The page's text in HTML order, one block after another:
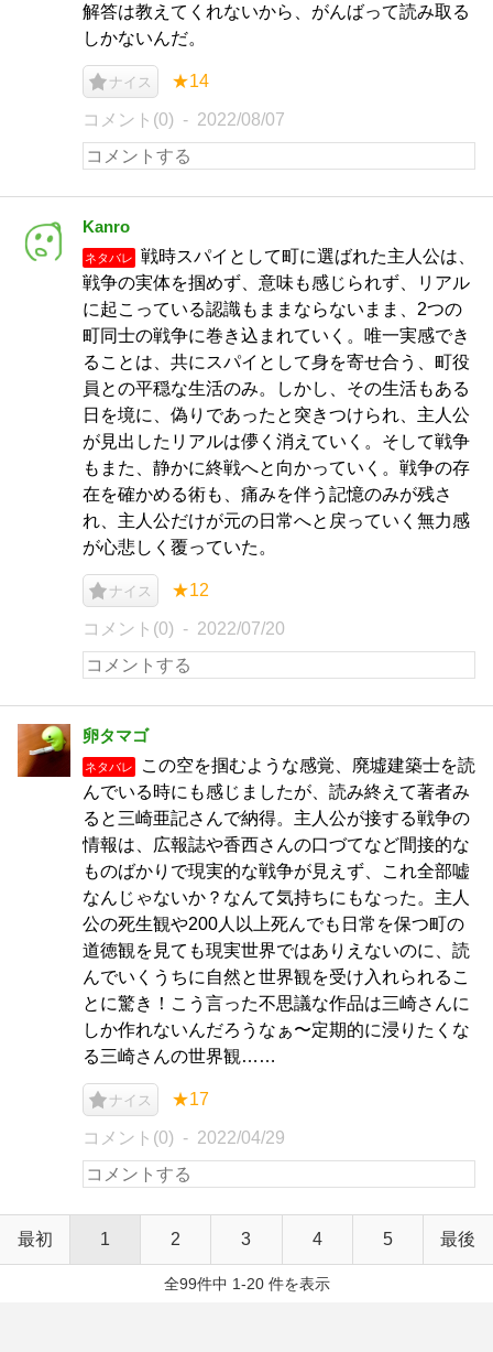
解答は教えてくれないから、がんばって読み取る
しかないんだ。
ナイス ★14
コメント(0) 2022/08/07
Kanro
ネタバレ
戦時スパイとして町に選ばれた主人公は、
戦争の実体を掴めず、意味も感じられず、リアル
に起こっている認識もままならないまま、2つの
町同士の戦争に巻き込まれていく。唯一実感でき
ることは、共にスパイとして身を寄せ合う、町役
員との平穏な生活のみ。しかし、その生活もある
日を境に、偽りであったと突きつけられ、主人公
が見出したリアルは儚く消えていく。そして戦争
もまた、静かに終戦へと向かっていく。戦争の存
在を確かめる術も、痛みを伴う記憶のみが残さ
れ、主人公だけが元の日常へと戻っていく無力感
が心悲しく覆っていた。
ナイス ★12
コメント(0) 2022/07/20
卵タマゴ
ネタバレ
この空を掴むような感覚、廃墟建築士を読
んでいる時にも感じましたが、読み終えて著者み
ると三崎亜記さんで納得。主人公が接する戦争の
情報は、広報誌や香西さんの口づてなど間接的な
ものばかりで現実的な戦争が見えず、これ全部嘘
なんじゃないか？なんて気持ちにもなった。主人
公の死生観や200人以上死んでも日常を保つ町の
道徳観を見ても現実世界ではありえないのに、読
んでいくうちに自然と世界観を受け入れられるこ
とに驚き！こう言った不思議な作品は三崎さんに
しか作れないんだろうなぁ〜定期的に浸りたくな
る三崎さんの世界観……
ナイス ★17
コメント(0) 2022/04/29
最初 1 2 3 4 5 最後
全99件中 1-20 件を表示